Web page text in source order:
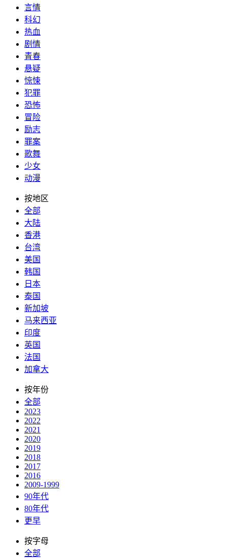
言情
科幻
热血
剧情
青春
悬疑
惊悚
犯罪
恐怖
冒险
励志
罪案
歌舞
少女
动漫
按地区
全部
大陆
香港
台湾
美国
韩国
日本
泰国
新加坡
马来西亚
印度
英国
法国
加拿大
按年份
全部
2023
2022
2021
2020
2019
2018
2017
2016
2009-1999
90年代
80年代
更早
按字母
全部